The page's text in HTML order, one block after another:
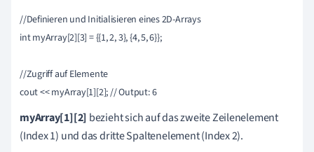
//Definieren und Initialisieren eines 2D-Arrays
int myArray[2][3] = {{1, 2, 3}, {4, 5, 6}};
//Zugriff auf Elemente
cout << myArray[1][2]; // Output: 6
myArray[1][2] bezieht sich auf das zweite Zeilenelement
(Index 1) und das dritte Spaltenelement (Index 2).